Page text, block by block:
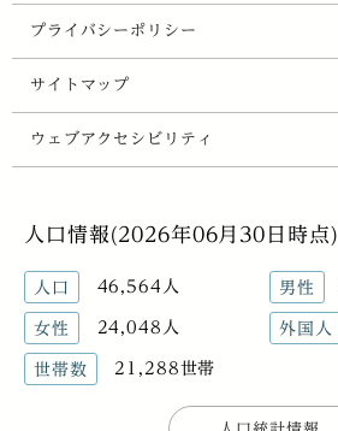
プライバシーポリシー
サイトマップ
ウェブアクセシビリティ
人口情報(2026年06月30日時点)
人口 46,564人 男性
女性 24,048人 外国人
世帯数 21,288世帯